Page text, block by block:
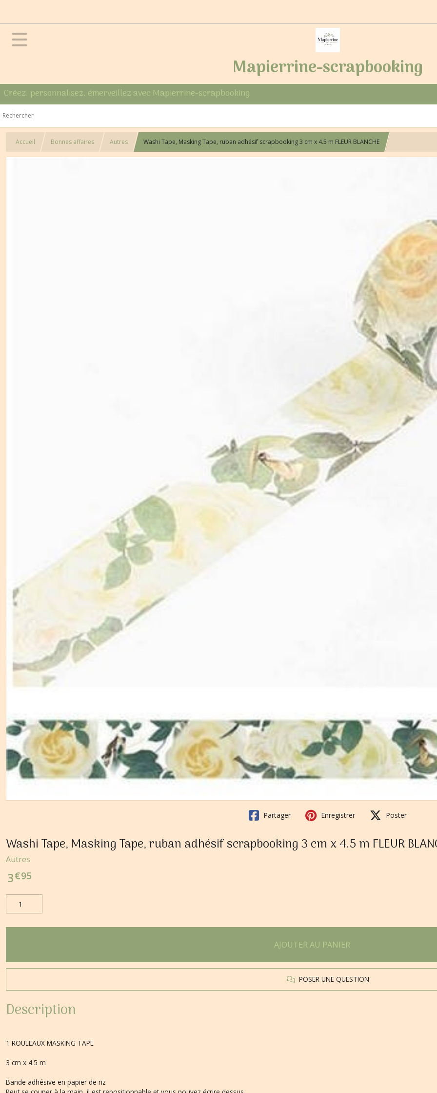
Mapierrine-scrapbooking
Créez, personnalisez, émerveillez avec Mapierrine-scrapbooking
Accueil Bonnes affaires Autres Washi Tape, Masking Tape, ruban adhésif scrapbooking 3 cm x 4.5 m FLEUR BLANCHE
Partager Enregistrer Poster
Washi Tape, Masking Tape, ruban adhésif scrapbooking 3 cm x 4.5 m FLEUR
Autres
3€95
AJOUTER AU PANIER
POSER UNE QUESTION
Description
1 ROULEAUX MASKING TAPE
3 cm x 4.5 m
Bande adhésive en papier de riz